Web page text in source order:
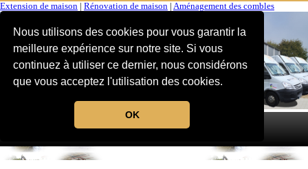
Nous utilisons des cookies pour vous garantir la
meilleure expérience sur notre site. Si vous
continuez à utiliser ce dernier, nous considérons
que vous acceptez l'utilisation des cookies.
OK
Extension de maison Rénovation de maison Aménagement des combles
MENU